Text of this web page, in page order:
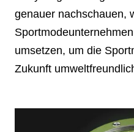
genauer nachschauen,
umsetzen, um die
Zukunft